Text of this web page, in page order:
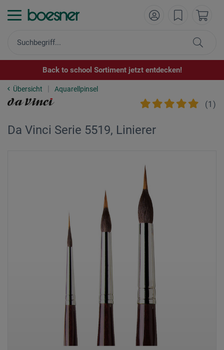
Back to school Sortiment jetzt entdecken!
Übersicht Aquarellpinsel
(1 )
Da Vinci Serie 5519, Linierer